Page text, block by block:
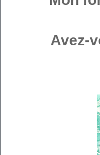
Avez-